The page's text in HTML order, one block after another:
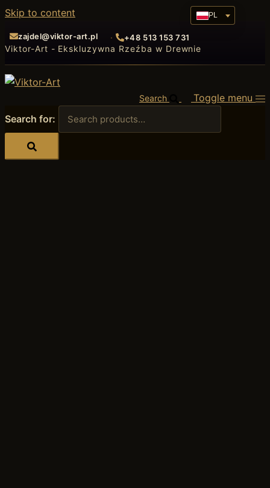
Skip to content
zajdel@viktor-art.pl +48 513 153 731
Viktor-Art - Ekskluzywna Rzeźba w Drewnie
PL
Search
Toggle menu
Search for: